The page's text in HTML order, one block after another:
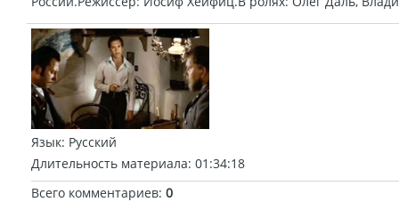
Язык: Русский
Длительность материала: 01:34:18
Всего комментариев: 0